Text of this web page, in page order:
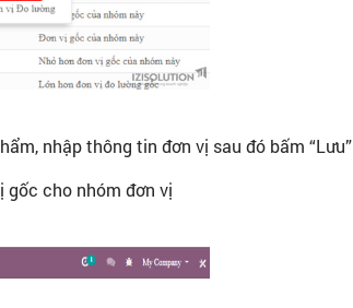
nhập thông tin đơn vị sau đó bấm “Lưu”
gốc cho nhóm đơn vị